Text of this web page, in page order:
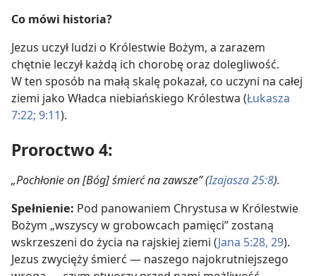
Co mówi historia?
Jezus uczył ludzi o Królestwie Bożym, a zarazem
chętnie leczył każdą ich chorobę oraz dolegliwość.
W ten sposób na małą skalę pokazał, co uczyni na całej
ziemi jako Władca niebiańskiego Królestwa (Łukasza
7:22; 9:11).
Proroctwo 4:
„Pochłonie on [Bóg] śmierć na zawsze” (Izajasza 25:8).
Spełnienie: Pod panowaniem Chrystusa w Królestwie
Bożym „wszyscy w grobowcach pamięci” zostaną
wskrzeszeni do życia na rajskiej ziemi (Jana 5:28, 29).
Jezus zwycięży śmierć — naszego najokrutniejszego